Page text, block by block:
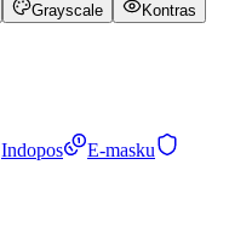
Grayscale Kontras
Indopos
E-masku